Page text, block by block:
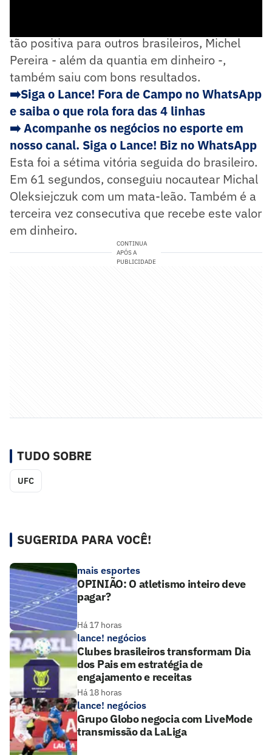
tão positiva para outros brasileiros, Michel
Pereira - além da quantia em dinheiro -,
também saiu com bons resultados.
➡️Siga o Lance! Fora de Campo no WhatsApp
e saiba o que rola fora das 4 linhas
➡️Acompanhe os negócios no esporte em
nosso canal. Siga o Lance! Biz no WhatsApp
Esta foi a sétima vitória seguida do brasileiro.
Em 61 segundos, conseguiu nocautear Michal
Oleksiejczuk com um mata-leão. Também é a
terceira vez consecutiva que recebe este valor
em dinheiro.
CONTINUA
APÓS A
PUBLICIDADE
TUDO SOBRE
UFC
SUGERIDA PARA VOCÊ!
mais esportes
OPINIÃO: O atletismo inteiro deve
pagar?
Há 17 horas
lance! negócios
Clubes brasileiros transformam Dia
dos Pais em estratégia de
engajamento e receitas
Há 18 horas
lance! negócios
Grupo Globo negocia com LiveMode
transmissão da LaLiga